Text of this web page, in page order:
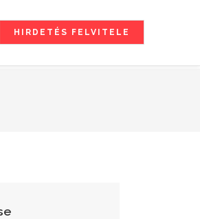
HIRDETÉS FELVITELE